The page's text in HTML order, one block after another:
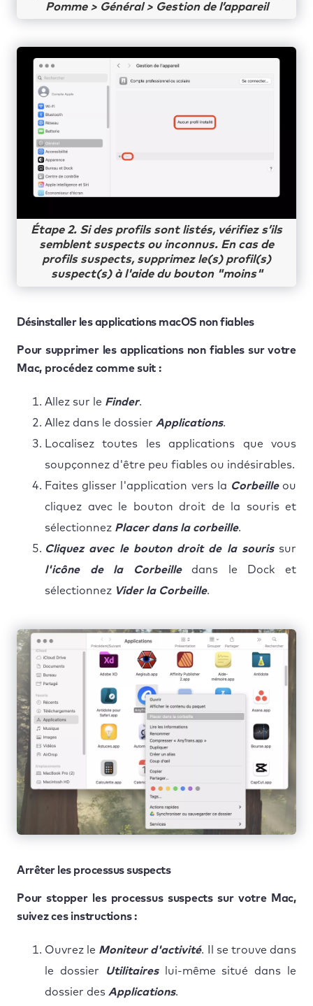
Pomme > Général > Gestion de l’appareil
Étape 2. Si des profils sont listés, vérifiez s’ils
semblent suspects ou inconnus. En cas de
profils suspects, supprimez le(s) profil(s)
suspect(s) à l'aide du bouton "moins"
Désinstaller les applications macOS non fiables
Pour supprimer les applications non fiables sur votre
Mac, procédez comme suit :
Allez sur le Finder.
Allez dans le dossier Applications.
Localisez toutes les applications que vous
soupçonnez d'être peu fiables ou indésirables.
Faites glisser l'application vers la Corbeilleou
cliquez avec le bouton droit de la souris et
sélectionnez Placer dans la corbeille.
Cliquez avec le bouton droit de la sourissur
l'icône de la Corbeilledans le Dock et
sélectionnez Vider la Corbeille.
Arrêter les processus suspects
Pour stopper les processus suspects sur votre Mac,
suivez ces instructions :
Ouvrez le Moniteur d'activité. Il se trouve dans
le dossier
Utilitaireslui-même situé dans le
dossier des Applications.